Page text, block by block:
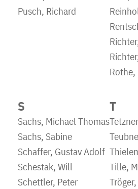
Pusch, Richard
S
Sachs, Michael Thomas
Sachs, Sabine
Schaffer, Gustav Adolf
Schestak, Will
Schettler, Peter
T
Tille,